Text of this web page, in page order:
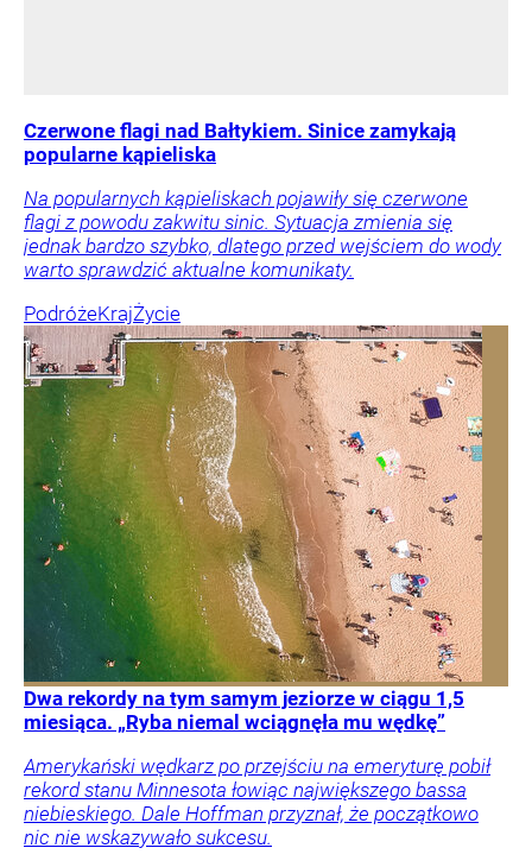
Czerwone flagi nad Bałtykiem. Sinice zamykają
popularne kąpieliska
Na popularnych kąpieliskach pojawiły się czerwone
flagi z powodu zakwitu sinic. Sytuacja zmienia się
jednak bardzo szybko, dlatego przed wejściem do wody
warto sprawdzić aktualne komunikaty.
PodróżeKrajŻycie
Dwa rekordy na tym samym jeziorze w ciągu 1,5
miesiąca. „Ryba niemal wciągnęła mu wędkę”
Amerykański wędkarz po przejściu na emeryturę pobił
rekord stanu Minnesota łowiąc największego bassa
niebieskiego. Dale Hoffman przyznał, że początkowo
nic nie wskazywało sukcesu.